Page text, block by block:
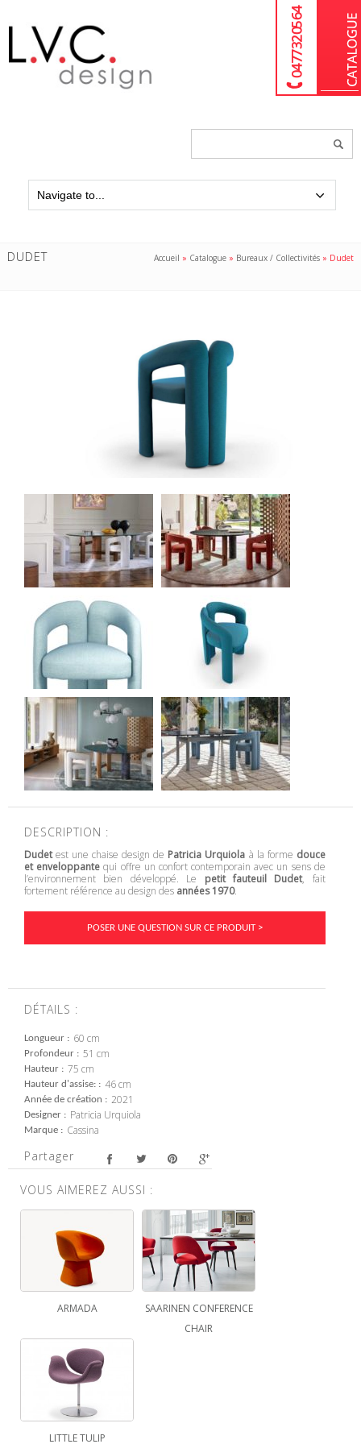
04 77 32 05 64
DUDET Accueil » Catalogue » Bureaux / Collectivités » Dudet
DESCRIPTION :
Dudetest une chaise design de Patricia Urquiola à la forme douce
et enveloppante qui offre un confort contemporain avec un sens de
l’environnement bien développé. Le petit fauteuil Dudet, fait
fortement référence au design des années 1970.
POSER UNE QUESTION SUR CE PRODUIT >
DÉTAILS :
Longueur 60 cm
Profondeur 51 cm
Hauteur 75 cm
Hauteur d'assise: 46 cm
Année de création 2021
Designer Patricia Urquiola
Marque Cassina
Partager
VOUS AIMEREZ AUSSI :
ARMADA
SAARINEN CONFERENCE
CHAIR
LITTLE TULIP